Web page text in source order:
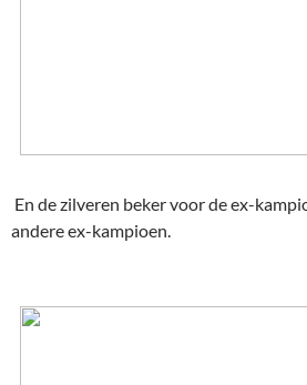
En de zilveren beker voor de ex-
andere ex-kampioen.